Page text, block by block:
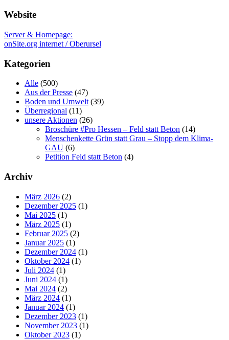
Website
Server & Homepage:
onSite.org internet / Oberursel
Kategorien
Alle (500)
Aus der Presse (47)
Boden und Umwelt (39)
Überregional (11)
unsere Aktionen (26)
Broschüre #Pro Hessen – Feld statt Beton (14)
Menschenkette Grün statt Grau – Stopp dem Klima-
GAU (6)
Petition Feld statt Beton (4)
Archiv
März 2026 (2)
Dezember 2025 (1)
Mai 2025 (1)
März 2025 (1)
Februar 2025 (2)
Januar 2025 (1)
Dezember 2024 (1)
Oktober 2024 (1)
Juli 2024 (1)
Juni 2024 (1)
Mai 2024 (2)
März 2024 (1)
Januar 2024 (1)
Dezember 2023 (1)
November 2023 (1)
Oktober 2023 (1)